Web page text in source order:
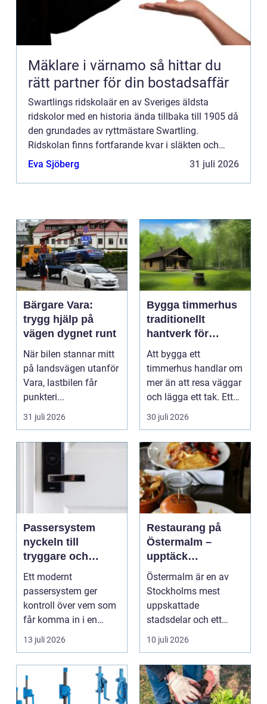
Mäklare i värnamo så hittar du
rätt partner för din bostadsaffär
Swartlings ridskolaär en av Sveriges äldsta
ridskolor med en historia ända tillbaka till 1905 då
den grundades av ryttmästare Swartling.
Ridskolan finns fortfarande kvar i släkten och
drivs idag avGunilla och Christophe...
Eva Sjöberg 31 juli 2026
Bärgare Vara:
trygg hjälp på
vägen dygnet runt
När bilen stannar mitt
på landsvägen utanför
Vara, lastbilen får
punkteri...
31 juli 2026
Bygga timmerhus
traditionellt
hantverk för
moderna behov
Att bygga ett
timmerhus handlar om
mer än att resa väggar
och lägga ett tak. Ett
timmerhus är ett lå...
30 juli 2026
Passersystem
nyckeln till
tryggare och
smidigare tillträde
Ett modernt
passersystem ger
kontroll över vem som
får komma in i en
byggnad, när de får
13 juli 2026
Restaurang på
Östermalm –
upptäck
matupplevelser i
en av Stockholms
mest attraktiva
stadsdelar
Östermalm är en av
Stockholms mest
uppskattade
stadsdelar och ett
självklart val f&ou...
10 juli 2026